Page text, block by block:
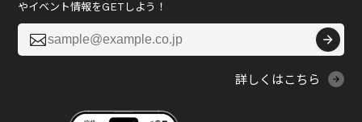
やイベント情報をGETしよう！

詳しくはこちら